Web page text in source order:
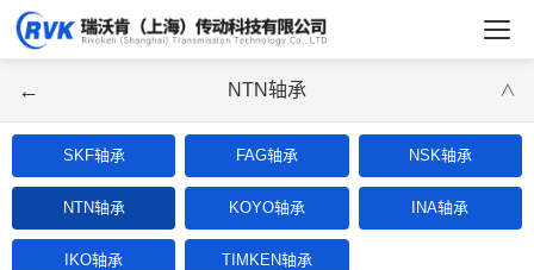
← NTN轴承 ∨
SKF轴承 FAG轴承 NSK轴承
NTN轴承 KOYO轴承 INA轴承
IKO轴承 TIMKEN轴承